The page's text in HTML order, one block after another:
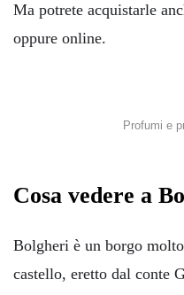
Ma potrete acquistarle
oppure online.
Profumi e
Cosa vedere a
Bolgheri è un borgo
castello, eretto dal conte